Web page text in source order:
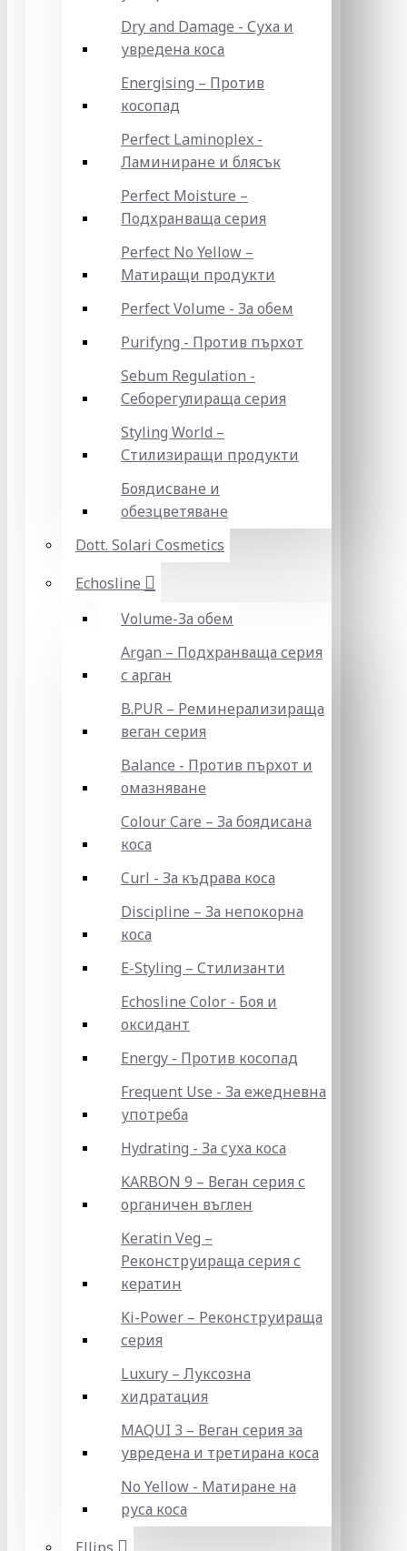
Dry and Damage - Суха и
увредена коса
Energising – Против
косопад
Perfect Laminoplex -
Ламиниране и блясък
Perfect Moisture –
Подхранваща серия
Perfect No Yellow –
Матиращи продукти
Perfect Volume - За обем
Purifyng - Против пърхот
Sebum Regulation -
Себорегулираща серия
Styling World –
Стилизиращи продукти
Боядисване и
обезцветяване
Dott. Solari Cosmetics
Echosline
Volume-За обем
Argan – Подхранваща серия
с арган
B.PUR – Реминерализираща
веган серия
Balance - Против пърхот и
омазняване
Colour Care – За боядисана
коса
Curl - За къдрава коса
Discipline – За непокорна
коса
E-Styling – Стилизанти
Echosline Color - Боя и
оксидант
Energy - Против косопад
Frequent Use - За ежедневна
употреба
Hydrating - За суха коса
KARBON 9 – Веган серия с
органичен въглен
Keratin Veg –
Реконструираща серия с
кератин
Ki-Power – Реконструираща
серия
Luxury – Луксозна
хидратация
MAQUI 3 – Веган серия за
увредена и третирана коса
No Yellow - Матиране на
руса коса